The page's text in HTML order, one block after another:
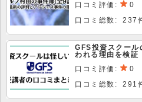
口コミ評価:
0
口コミ総数: 237
GFS投資スクール
われる理由を検証
口コミ評価:
0
口コミ総数: 291